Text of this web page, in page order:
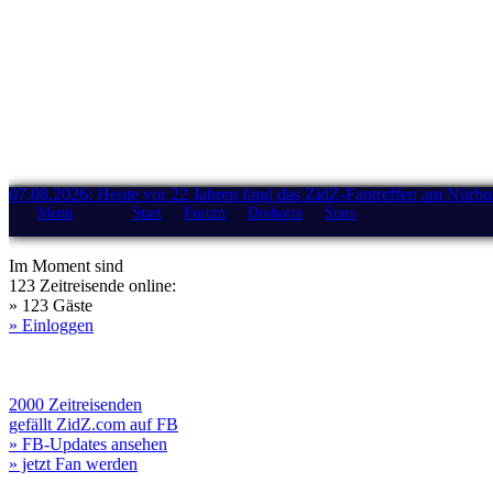
07.08.2026: Heute vor 22 Jahren fand das ZidZ-Fantreffen am
Menü Start Forum Drehorte Stars
Im Moment sind
123 Zeitreisende online:
» 123 Gäste
» Einloggen
2000 Zeitreisenden
gefällt ZidZ.com auf FB
» FB-Updates ansehen
» jetzt Fan werden